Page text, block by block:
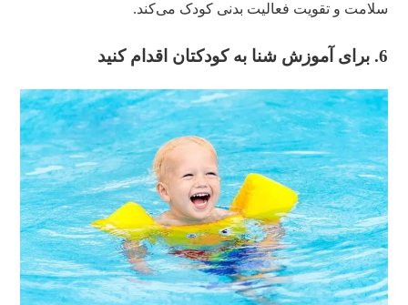
سلامت و تقویت فعالیت بدنی کودک می‌کند.
6. برای آموزش شنا به کودکتان اقدام کنید